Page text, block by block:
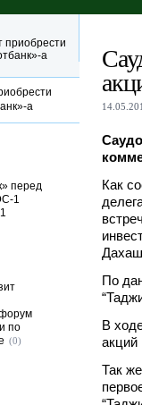
Как
По
В
акций
Так
а
перед
1
по
(0)